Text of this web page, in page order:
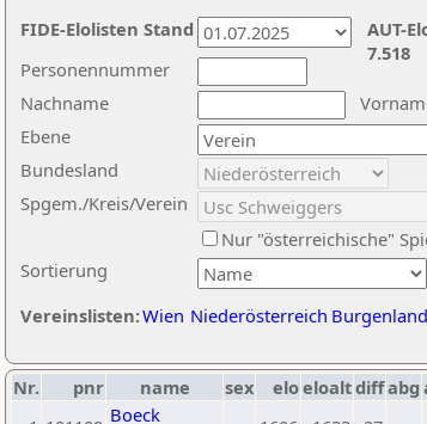
Nachname
Ebene
Sortierung
Personennummer
Bundesland
Spgem./Kreis/Verein
Nur "österreichische"
Vereinslisten:Wien Niederösterreich Burgenland
AUT-
7.518
FIDE-Elolisten Stand
Nr. pnr name sex eloeloaltdiffabg
Boeck